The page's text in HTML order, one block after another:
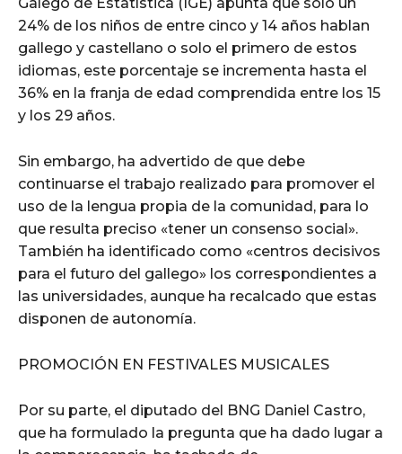
24% de los niños de entre cinco y 14 años hablan
gallego y castellano o solo el primero de estos
idiomas, este porcentaje se incrementa hasta el
36% en la franja de edad comprendida entre los 15
y los 29 años.
Sin embargo, ha advertido de que debe
continuarse el trabajo realizado para promover el
uso de la lengua propia de la comunidad, para lo
que resulta preciso «tener un consenso social».
También ha identificado como «centros decisivos
para el futuro del gallego» los correspondientes a
las universidades, aunque ha recalcado que estas
disponen de autonomía.
PROMOCIÓN EN FESTIVALES MUSICALES
Por su parte, el diputado del BNG Daniel Castro,
que ha formulado la pregunta que ha dado lugar a